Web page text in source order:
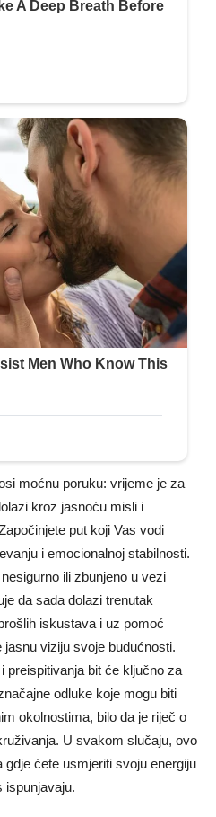
moćnu poruku: vrijeme je za
kroz jasnoću misli i
put koji Vas vodi
i emocionalnoj stabilnosti.
ili zbunjeno u vezi
da sada dolazi trenutak
iskustava i uz pomoć
viziju svoje budućnosti.
preispitivanja bit će ključno za
odluke koje mogu biti
okolnostima, bilo da je riječ o
U svakom slučaju, ovo
ćete usmjeriti svoju energiju
ispunjavaju.